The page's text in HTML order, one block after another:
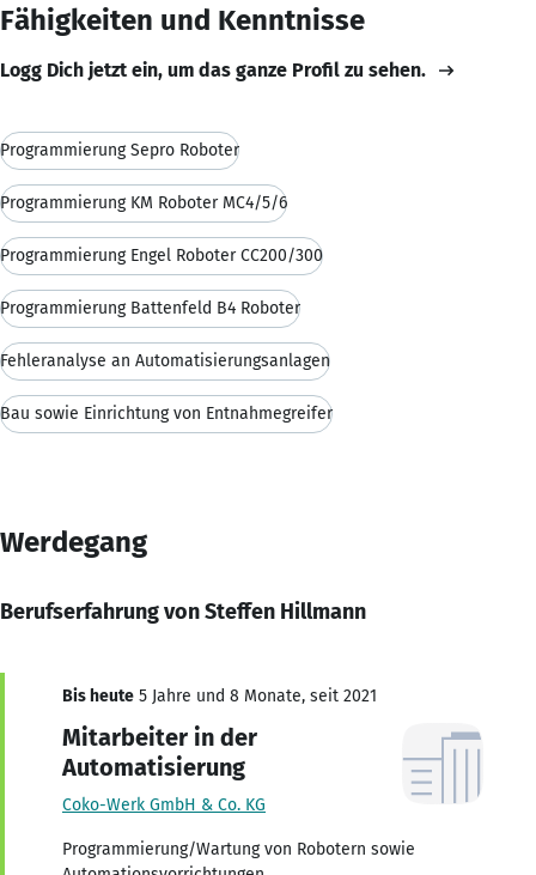
Fähigkeiten und Kenntnisse
Logg Dich jetzt ein, um das ganze Profil zu sehen.
Programmierung Sepro Roboter
Programmierung KM Roboter MC4/5/6
Programmierung Engel Roboter CC200/300
Programmierung Battenfeld B4 Roboter
Fehleranalyse an Automatisierungsanlagen
Bau sowie Einrichtung von Entnahmegreifer
Werdegang
Berufserfahrung von Steffen Hillmann
Bis heute 5 Jahre und 8 Monate, seit 2021
Mitarbeiter in der
Automatisierung
Coko-Werk GmbH & Co. KG
Programmierung/Wartung von Robotern sowie